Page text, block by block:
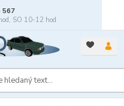
567
SO 10-12 hod